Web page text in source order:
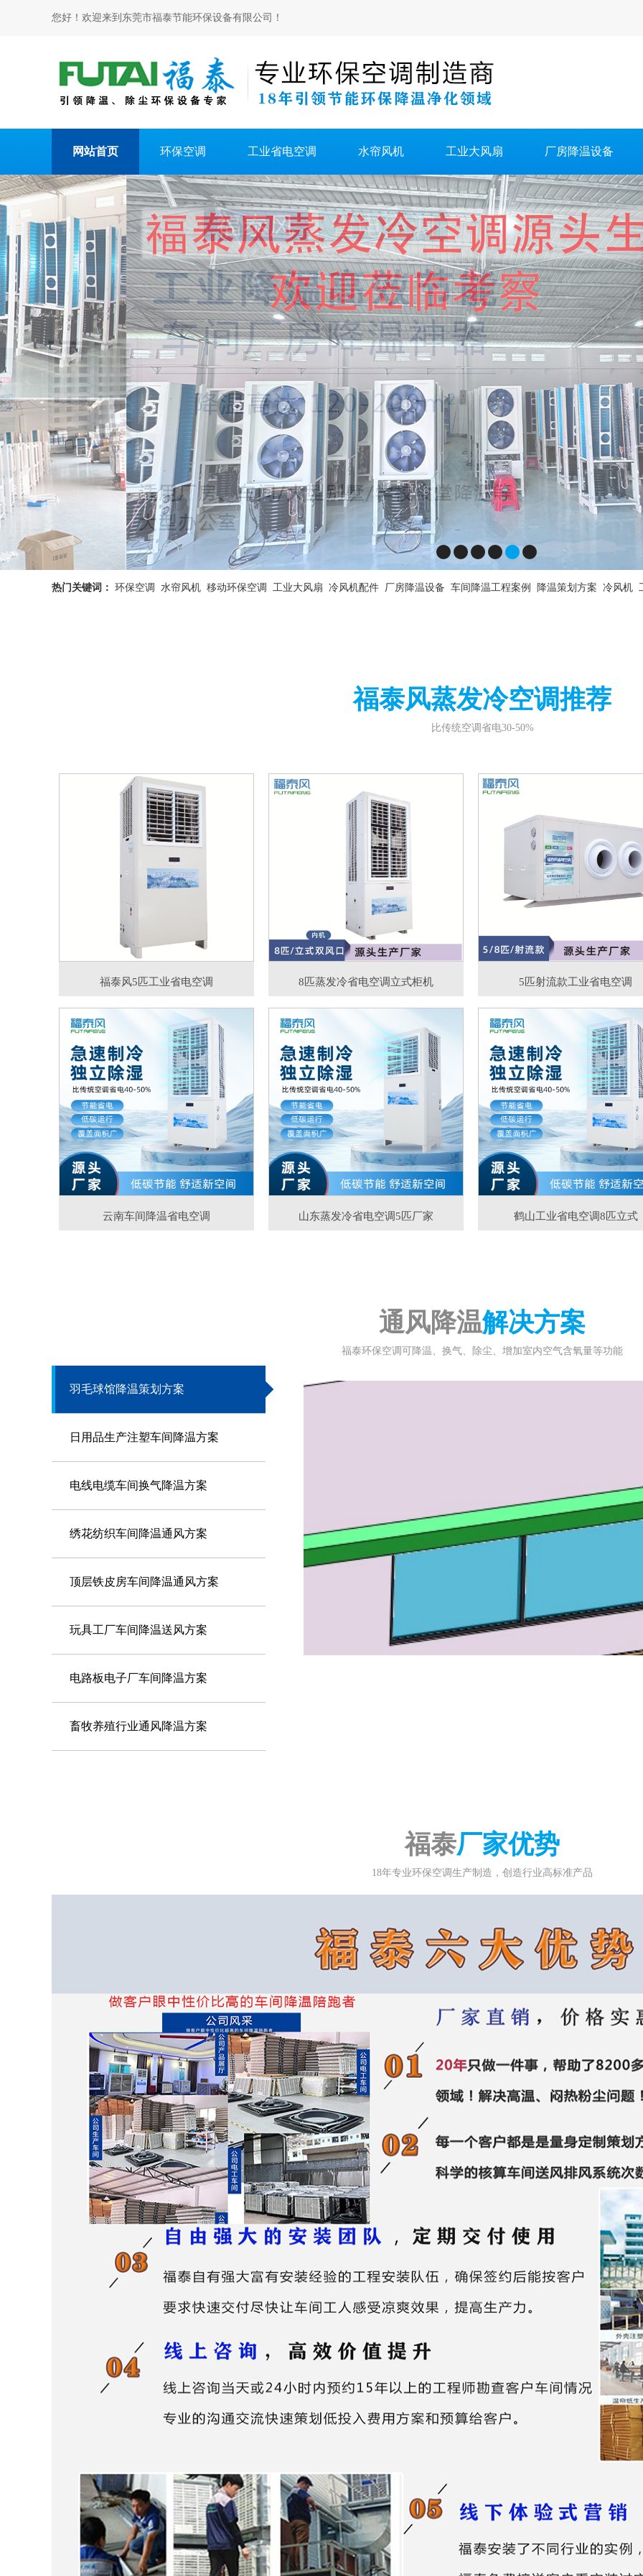
您好！欢迎来到东莞市福泰节能环保设备有限公司！
网站首页 环保空调 工业省电空调 水帘风机 工业大风扇 厂房降温设备
热门关键词： 环保空调 水帘风机 移动环保空调 工业大风扇 冷风机配件 厂房降温设备 车间降温工程案例 降温策划方案 冷风机
福泰风蒸发冷空调推荐
比传统空调省电30-50%
福泰风5匹工业省电空调 8匹蒸发冷省电空调立式柜机 5匹射流款工业省电空调
云南车间降温省电空调 山东蒸发冷省电空调5匹厂家 鹤山工业省电空调8匹立式
通风降温解决方案
福泰环保空调可降温、换气、除尘、增加室内空气含氧量等功能
羽毛球馆降温策划方案
日用品生产注塑车间降温方案
电线电缆车间换气降温方案
绣花纺织车间降温通风方案
顶层铁皮房车间降温通风方案
玩具工厂车间降温送风方案
电路板电子厂车间降温方案
畜牧养殖行业通风降温方案
福泰厂家优势
18年专业环保空调生产制造，创造行业高标准产品